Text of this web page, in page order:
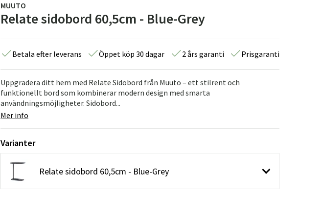
MUUTO
Relate sidobord 60,5cm - Blue-Grey
Betala efter leverans Öppet köp 30 dagar 2 års garanti Prisgaranti
Uppgradera ditt hem med Relate Sidobord från Muuto – ett stilrent och
funktionellt bord som kombinerar modern design med smarta
användningsmöjligheter. Sidobord...
Mer info
Varianter
Relate sidobord 60,5cm - Blue-Grey